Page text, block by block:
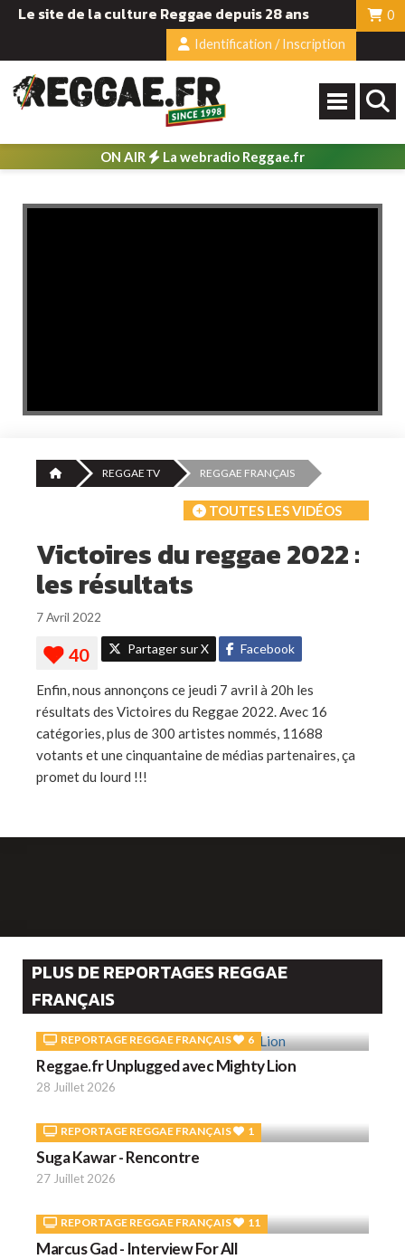
Le site de la culture Reggae depuis 28 ans
0
Identification / Inscription
ON AIR La webradio Reggae.fr
REGGAE TV REGGAE FRANÇAIS
TOUTES LES VIDÉOS
Victoires du reggae 2022 :
les résultats
7 Avril 2022
Partager sur X Facebook
Enfin, nous annonçons ce jeudi 7 avril à 20h les
résultats des Victoires du Reggae 2022. Avec 16
catégories, plus de 300 artistes nommés, 11688
votants et une cinquantaine de médias partenaires, ça
promet du lourd !!!
PLUS DE REPORTAGES REGGAE
FRANÇAIS
REPORTAGE REGGAE FRANÇAIS 6
Reggae.fr Unplugged avec Mighty Lion
28 Juillet 2026
REPORTAGE REGGAE FRANÇAIS 1
Suga Kawar - Rencontre
27 Juillet 2026
REPORTAGE REGGAE FRANÇAIS 11
Marcus Gad - Interview For All